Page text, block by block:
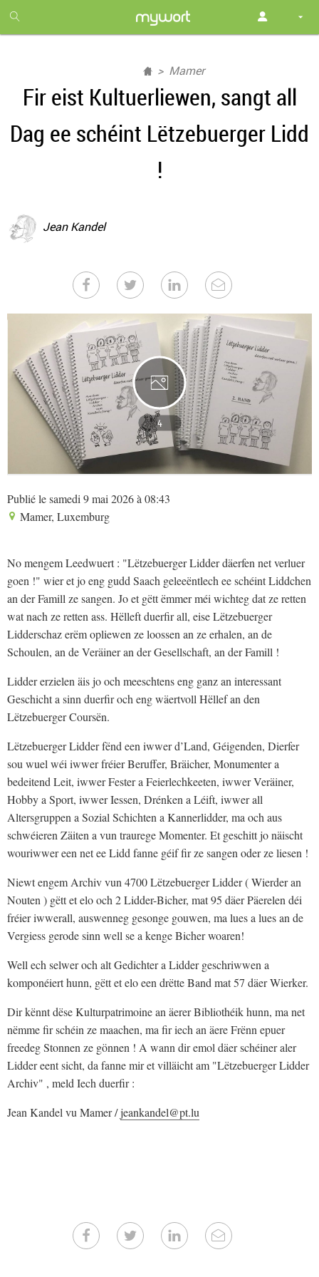
month
free
Mamer
Fir eist Kultuerliewen, sangt all
Dag ee schéint Lëtzebuerger Lidd
!
Jean Kandel
4
Publié le samedi 9 mai 2026 à 08:43
Mamer, Luxemburg
No mengem Leedwuert : "Lëtzebuerger Lidder däerfen net verluer
goen !" wier et jo eng gudd Saach geleeëntlech ee schéint Liddchen
an der Famill ze sangen. Jo et gëtt ëmmer méi wichteg dat ze retten
wat nach ze retten ass. Hëlleft duerfir all, eise Lëtzebuerger
Lidderschaz erëm opliewen ze loossen an ze erhalen, an de
Schoulen, an de Veräiner an der Gesellschaft, an der Famill !
Lidder erzielen äis jo och meeschtens eng ganz an interessant
Geschicht a sinn duerfir och eng wäertvoll Hëllef an den
Lëtzebuerger Coursën.
Lëtzebuerger Lidder fënd een iwwer d’Land, Géigenden, Dierfer
sou wuel wéi iwwer fréier Beruffer, Bräicher, Monumenter a
bedeitend Leit, iwwer Fester a Feierlechkeeten, iwwer Veräiner,
Hobby a Sport, iwwer Iessen, Drénken a Léift, iwwer all
Altersgruppen a Sozial Schichten a Kannerlidder, ma och aus
schwéieren Zäiten a vun traurege Momenter. Et geschitt jo näischt
wouriwwer een net ee Lidd fanne géif fir ze sangen oder ze liesen !
Niewt engem Archiv vun 4700 Lëtzebuerger Lidder ( Wierder an
Nouten ) gëtt et elo och 2 Lidder-Bicher, mat 95 däer Päerelen déi
fréier iwwerall, auswenneg gesonge gouwen, ma lues a lues an de
Vergiess gerode sinn well se a kenge Bicher woaren!
Well ech selwer och alt Gedichter a Lidder geschriwwen a
komponéiert hunn, gëtt et elo een drëtte Band mat 57 däer Wierker.
Dir kënnt dëse Kulturpatrimoine an äerer Bibliothéik hunn, ma net
nëmme fir schéin ze maachen, ma fir iech an äere Frënn epuer
freedeg Stonnen ze gönnen ! A wann dir emol däer schéiner aler
Lidder eent sicht, da fanne mir et villäicht am "Lëtzebuerger Lidder
Archiv" , meld Iech duerfir :
Jean Kandel vu Mamer /jeankandel@pt.lu